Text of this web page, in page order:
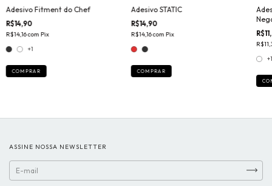
Adesivo Fitment do Chef
R$14,90
R$14,16com Pix
+1
COMPRAR
Adesivo STATIC
R$14,90
R$14,16com Pix
COMPRAR
+1
ASSINE NOSSA NEWSLETTER